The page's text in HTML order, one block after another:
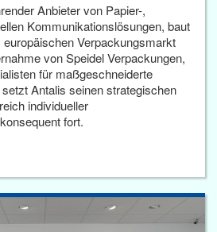
Anbieter von Papier-,
Kommunikationslösungen, baut
Verpackungsmarkt
von Speidel Verpackungen,
für maßgeschneiderte
Antalis seinen strategischen
individueller
fort.